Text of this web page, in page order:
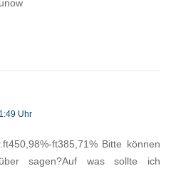
Uhr
ft385,71% Bitte können
sagen?Auf was sollte ich